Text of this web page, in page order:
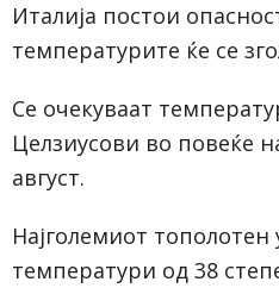
Италија постои
температурите ќе се
Се очекуваат
Целзиусови во повеќе
август.
Најголемиот тополотен
температури од 38